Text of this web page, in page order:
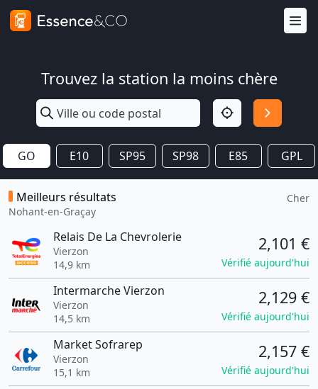
Trouvez la station la moins chère
GO E10 SP95 SP98 E85 GPL
Meilleurs résultats
Nohant-en-Graçay
Cher
Relais De La Chevrolerie
Vierzon
14,9 km
2,101 €
Vérifié aujourd'hui
Intermarche Vierzon
Vierzon
14,5 km
2,129 €
Vérifié aujourd'hui
Market Sofrarep
Vierzon
15,1 km
2,157 €
Vérifié aujourd'hui